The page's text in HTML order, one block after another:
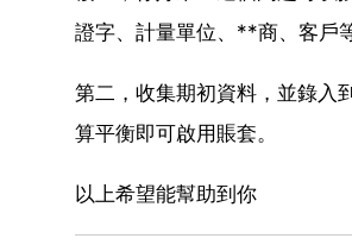
證字、計量單位、**商、客戶
第二，收集期初資料，並錄入
算平衡即可啟用賬套。
以上希望能幫助到你